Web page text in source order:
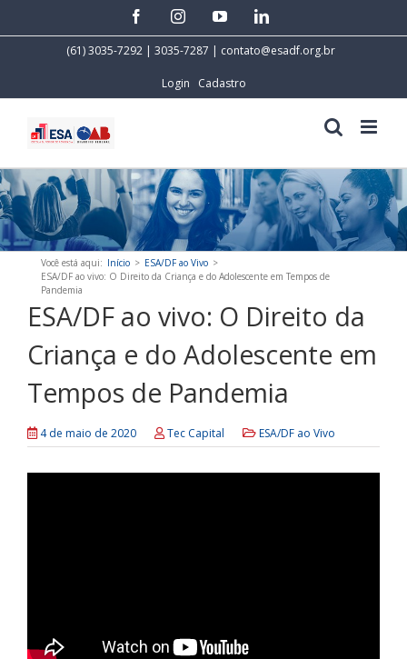
facebookinstagramyoutubelinkedin
(61) 3035-7292 | 3035-7287 | contato@esadf.org.br
Login Cadastro
Você está aqui: Início > ESA/DF ao Vivo >
ESA/DF ao vivo: O Direito da Criança e do Adolescente em Tempos de
Pandemia
ESA/DF ao vivo: O Direito da
Criança e do Adolescente em
Tempos de Pandemia
4 de maio de 2020 Tec Capital ESA/DF ao Vivo